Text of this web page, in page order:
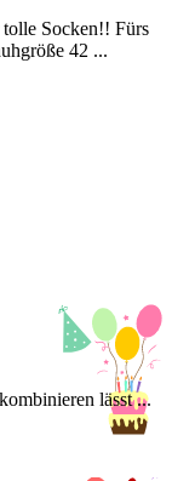
Socken!! Fürs
42 ...
lässt ...